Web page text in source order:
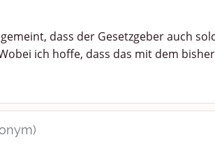
dass der Gesetzgeber auch
ich hoffe, dass das mit dem